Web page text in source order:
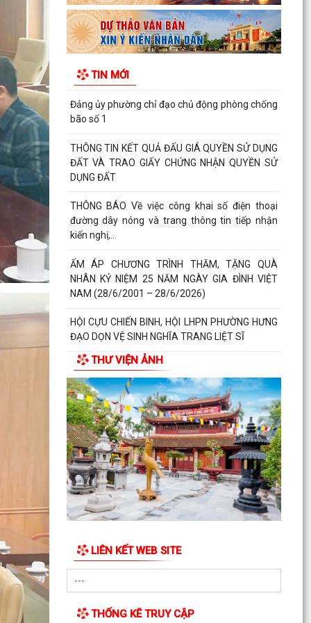
TIN MỚI
Về việc công bố danh mục thủ tục hành chính
được thay thế,bị bãi bỏ thuộc phạm vi chức
năng quản lý...
chống bão số 1
Đảng ủy phường chỉ đạo chủ động phòng chống
bão số 1
THÔNG TIN KẾT QUẢ ĐẤU GIÁ QUYỀN SỬ DỤNG
ĐẤT VÀ TRAO GIẤY CHỨNG NHẬN QUYỀN SỬ
DỤNG ĐẤT
THÔNG BÁO Về việc công khai số điện thoại
đường dây nóng và trang thông tin tiếp nhận
kiến nghị,...
ẤM ÁP CHƯƠNG TRÌNH THĂM, TẶNG QUÀ
NHÂN KỶ NIỆM 25 NĂM NGÀY GIA ĐÌNH VIỆT
NAM (28/6/2001 – 28/6/2026)
HỘI CỰU CHIẾN BINH, HỘI LHPN PHƯỜNG HƯNG
ĐẠO DỌN VỆ SINH NGHĨA TRANG LIỆT SĨ
HỘI ĐỒNG NHÂN DÂN PHƯỜNG HƯNG ĐẠO TỔ
CHỨC KỲ HỌP THỨ 2 (KỲ HỌP THƯỜNG LỆ GIỮA
NĂM) NĂM 2026
Đảng ủy phường Hưng Đạo đạt nhiều kết quả
tích cực trong 6 tháng đầu năm 2026
HỘI NÔNG DÂN PHƯỜNG HƯNG ĐẠO TIẾP ĐOÀN
KIỂM TRA VỀ HOẠT ĐỘNG TÍN DỤNG CHÍNH
SÁCH XÃ HỘI
2026
HỘI CỰU CHIẾN BINH PHƯỜNG RA MẮT MÔ HÌNH
SÓC NGHĨA TRANG...
THƯ VIỆN ẢNH
LIÊN KẾT WEB SITE
THỐNG KÊ TRUY CẬP